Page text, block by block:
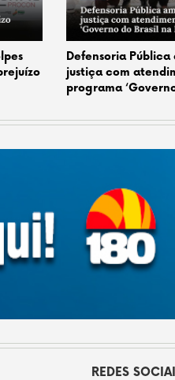
Defensoria Pública
justiça com
programa
REDES